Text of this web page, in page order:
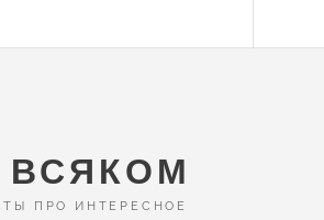
ВСЯКОМ
ПРО ИНТЕРЕСНОЕ